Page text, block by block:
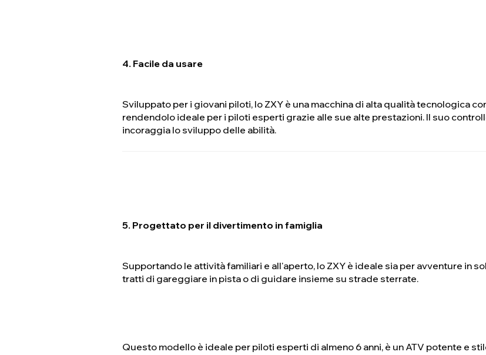
4. Facile da usare
Sviluppato per i giovani piloti, lo ZXY è una macchina di alta qualità tecnologica
rendendolo ideale per i piloti esperti grazie alle sue alte prestazioni. Il suo
incoraggia lo sviluppo delle abilità.
5. Progettato per il divertimento in famiglia
Supportando le attività familiari e all'aperto, lo ZXY è ideale sia per avventure in
tratti di gareggiare in pista o di guidare insieme su strade sterrate.
Questo modello è ideale per piloti esperti di almeno 6 anni, è un ATV potente e